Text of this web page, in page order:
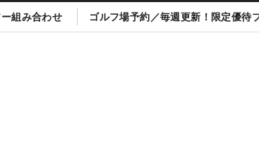
組み合わせ ゴルフ場予約／毎週更新！限定優待